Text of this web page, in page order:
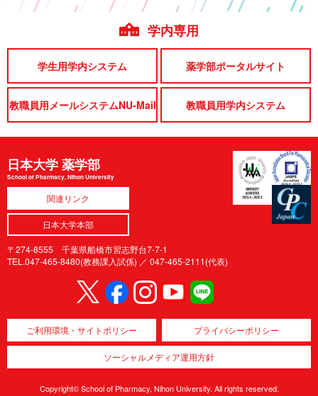
学内専用
学生用学内システム 薬学部ポータルサイト
教職員用メールシステムNU-Mail 教職員用学内システム
日本大学 薬学部
School of Pharmacy, Nihon University
関連リンク
日本大学本部
〒274-8555 千葉県船橋市習志野台7-7-1
TEL.047-465-8480(教務課入試係) ／ 047-465-2111(代表)
ご利用環境・サイトポリシー プライバシーポリシー
ソーシャルメディア運用方針
Copyright© School of Pharmacy, Nihon University. All rights reserved.